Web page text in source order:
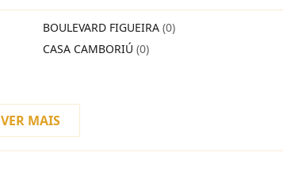
BOULEVARD FIGUEIRA (0)
CASA CAMBORIÚ (0)
VER MAIS